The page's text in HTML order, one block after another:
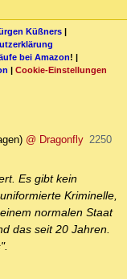
Küßners |
bei Amazon! |
| Cookie-Einstellungen
@ Dragonfly 2250
Es gibt kein
Kriminelle,
normalen Staat
das seit 20 Jahren.